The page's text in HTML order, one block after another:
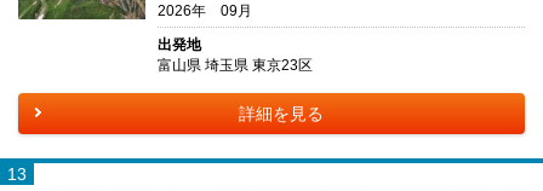
2026年 09月
出発地
富山県 埼玉県 東京23区
詳細を見る
13